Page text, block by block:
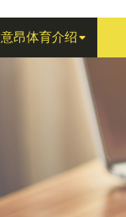
意昂体育介绍